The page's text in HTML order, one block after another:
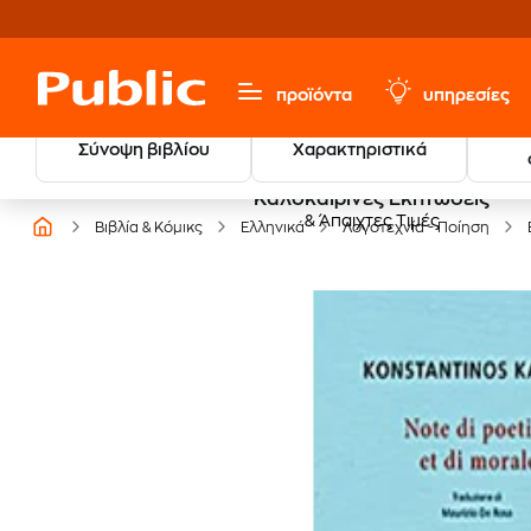
προϊόντα υπηρεσίες
Σύνοψη βιβλίου Χαρακτηριστικά
Καλοκαιρινές Εκπτώσεις
& Άπαιχτες Τιμές
Βιβλία & Κόμικς Ελληνικά Λογοτεχνία - Ποίηση